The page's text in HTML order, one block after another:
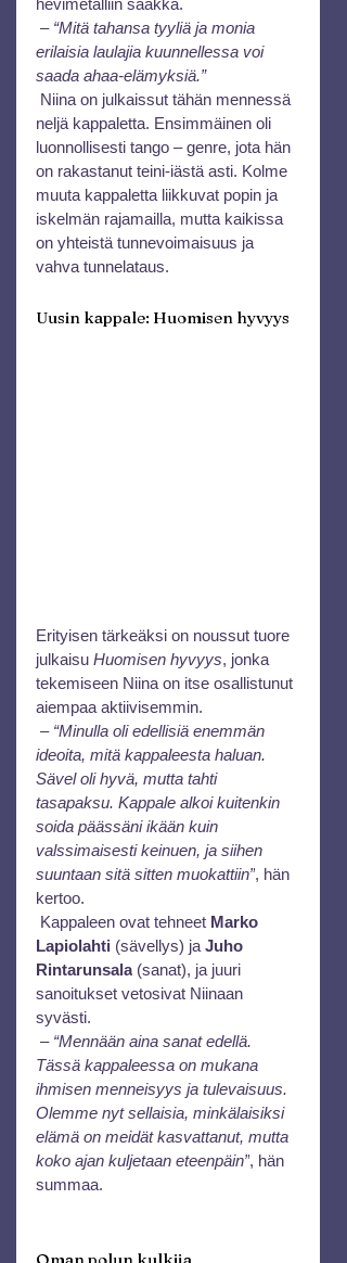
– “Mitä tahansa tyyliä ja monia
erilaisia laulajia kuunnellessa voi
saada ahaa-elämyksiä.”
Niina on julkaissut tähän mennessä
neljä kappaletta. Ensimmäinen oli
luonnollisesti tango – genre, jota hän
on rakastanut teini-iästä asti. Kolme
muuta kappaletta liikkuvat popin ja
iskelmän rajamailla, mutta kaikissa
on yhteistä tunnevoimaisuus ja
vahva tunnelataus.
Uusin kappale: Huomisen hyvyys
Erityisen tärkeäksi on noussut tuore
julkaisu Huomisen hyvyys, jonka
tekemiseen Niina on itse osallistunut
aiempaa aktiivisemmin.
– “Minulla oli edellisiä enemmän
ideoita, mitä kappaleesta haluan.
Sävel oli hyvä, mutta tahti
tasapaksu. Kappale alkoi kuitenkin
soida päässäni ikään kuin
valssimaisesti keinuen, ja siihen
suuntaan sitä sitten muokattiin”, hän
kertoo.
Kappaleen ovat tehneet Marko
Lapiolahti (sävellys) ja Juho
Rintarunsala (sanat), ja juuri
sanoitukset vetosivat Niinaan
syvästi.
– “Mennään aina sanat edellä.
Tässä kappaleessa on mukana
ihmisen menneisyys ja tulevaisuus.
Olemme nyt sellaisia, minkälaisiksi
elämä on meidät kasvattanut, mutta
koko ajan kuljetaan eteenpäin”, hän
summaa.